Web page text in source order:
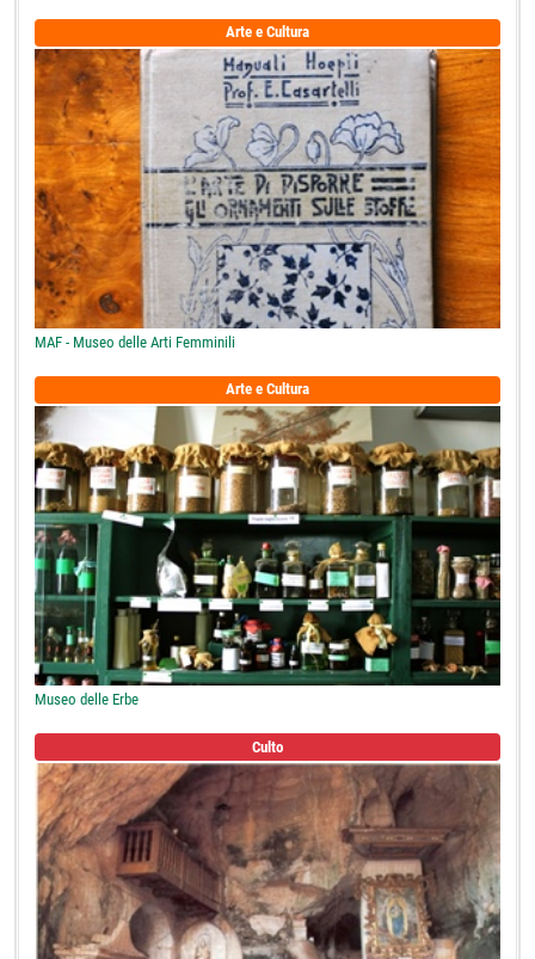
Arte e Cultura
MAF - Museo delle Arti Femminili
Arte e Cultura
Museo delle Erbe
Culto